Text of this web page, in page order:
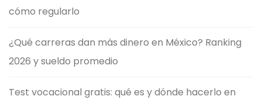
cómo regularlo
¿Qué carreras dan más dinero en México? Ranking
2026 y sueldo promedio
Test vocacional gratis: qué es y dónde hacerlo en